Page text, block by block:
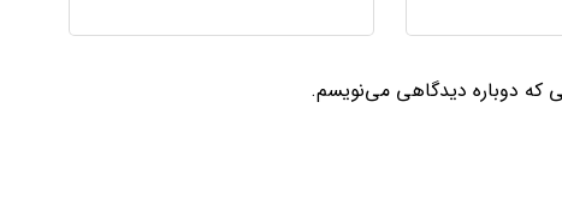
که دوباره دیدگاهی می‌نویسم.